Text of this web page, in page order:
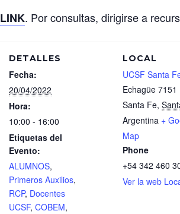
LINK. Por consultas, dirigirse a
DETALLES
Fecha:
20/04/2022
Hora:
10:00 - 16:00
Etiquetas del
Evento:
ALUMNOS,
Primeros Auxilios,
RCP, Docentes
UCSF, COBEM,
LOCAL
UCSF Santa
Echagüe 7151
Santa Fe,
Argentina +
Map
Phone
+54 342 460
Ver la web